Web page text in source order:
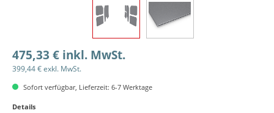
475,33 € inkl. MwSt.
399,44 € exkl. MwSt.
Sofort verfügbar, Lieferzeit: 6-7 Werktage
Detailsauswählen